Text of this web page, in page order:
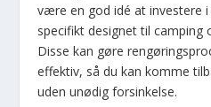
være en god idé at investere
specifikt designet til camping
Disse kan gøre
effektiv, så du kan komme
uden unødig forsinkelse.